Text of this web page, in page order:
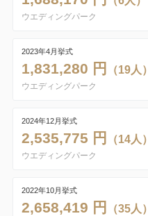
ウエディングパーク
2023年4月挙式
1,831,280 円 （19人）
ウエディングパーク
2024年12月挙式
2,535,775 円 （14人）
ウエディングパーク
2022年10月挙式
2,658,419 円 （35人）